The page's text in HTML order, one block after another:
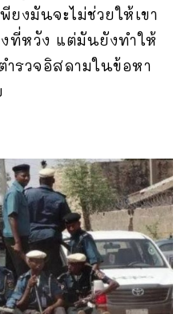
ยงมันจะไม่ช่วยให้เขา
ที่หวัง แต่มันยังทำให้
รวจอิสลามในข้อหา